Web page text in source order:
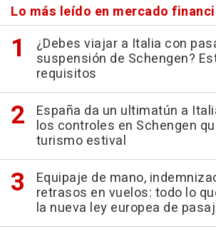
Lo más leído en mercado
¿Debes viajar a Italia con
suspensión de Schengen?
requisitos
España da un ultimatún a
los controles en Schengen
turismo estival
Equipaje de mano,
retrasos en vuelos: todo lo
la nueva ley europea de